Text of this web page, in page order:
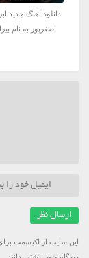
دانلود آهنگ جدید
اصغرپور به نام
این سایت از اکیسمت